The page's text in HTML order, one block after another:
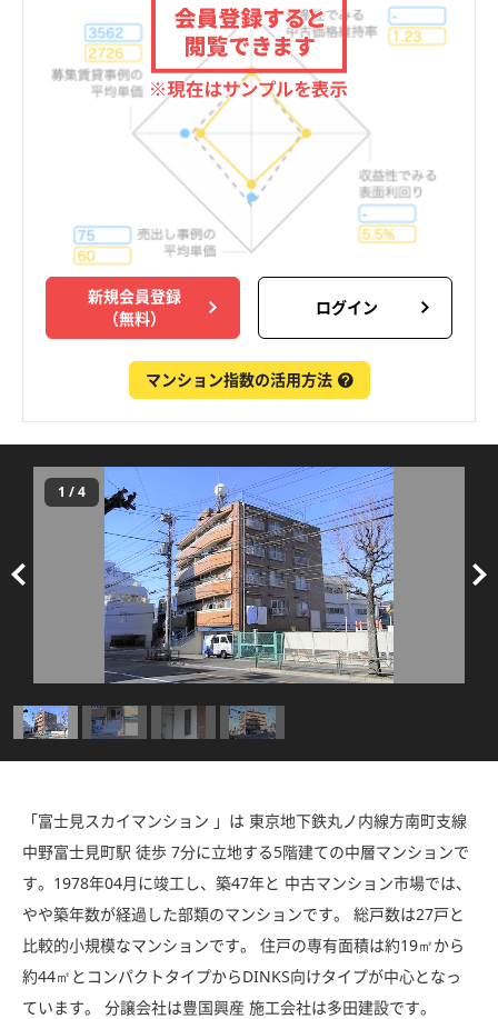
新規会員登録
（無料）
ログイン
マンション指数の活用方法
1 /4
「富士見スカイマンション 」は 東京地下鉄丸ノ内線方南町支線
中野富士見町駅 徒歩 7分に立地する5階建ての中層マンションで
す。1978年04月に竣工し、築47年と 中古マンション市場では、
やや築年数が経過した部類のマンションです。 総戸数は27戸と
比較的小規模なマンションです。 住戸の専有面積は約19㎡から
約44㎡とコンパクトタイプからDINKS向けタイプが中心となっ
ています。 分譲会社は豊国興産 施工会社は多田建設です。